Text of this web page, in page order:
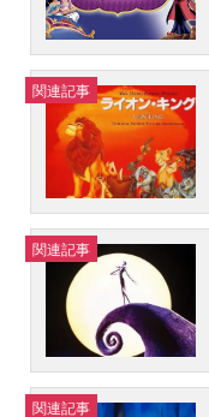
関連記事
関連記事
関連記事